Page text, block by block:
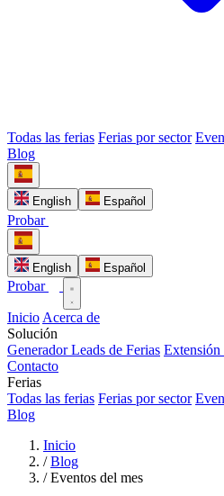
Todas las ferias Ferias por sector
Blog
English Español
Probar
English Español
Probar
Inicio Acerca de
Solución
Generador Leads de Ferias Extensión
Contacto
Ferias
Todas las ferias Ferias por sector
Blog
Inicio
/ Blog
/ Eventos del mes